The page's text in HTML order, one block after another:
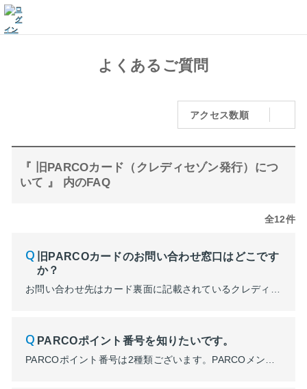
よくあるご質問
アクセス数順
『 旧PARCOカード（クレディセゾン発行）につ
いて 』 内のFAQ
全12件
旧PARCOカードのお問い合わせ窓口はどこです
か？
PARCOポイント番号を知りたいです。